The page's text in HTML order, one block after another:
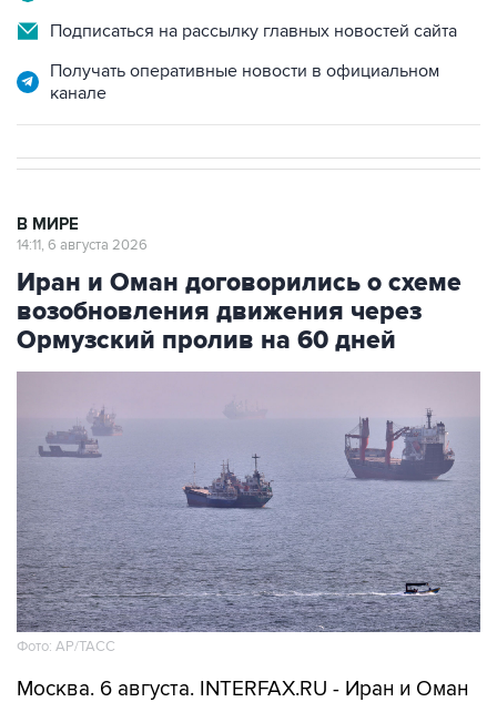
Подписаться на рассылку главных новостей сайта
Получать оперативные новости в официальном
канале
В МИРЕ
14:11, 6 августа 2026
Иран и Оман договорились о схеме
возобновления движения через
Ормузский пролив на 60 дней
Фото: AP/ТАСС
Москва. 6 августа. INTERFAX.RU - Иран и Оман